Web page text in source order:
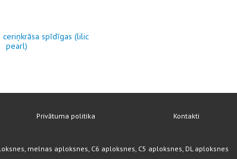
ceriņkrāsa spīdīgas (lilic
pearl)
Privātuma politika Kontakti
melnas aploksnes, C6 aploksnes, C5 aploksnes, DL aploksnes